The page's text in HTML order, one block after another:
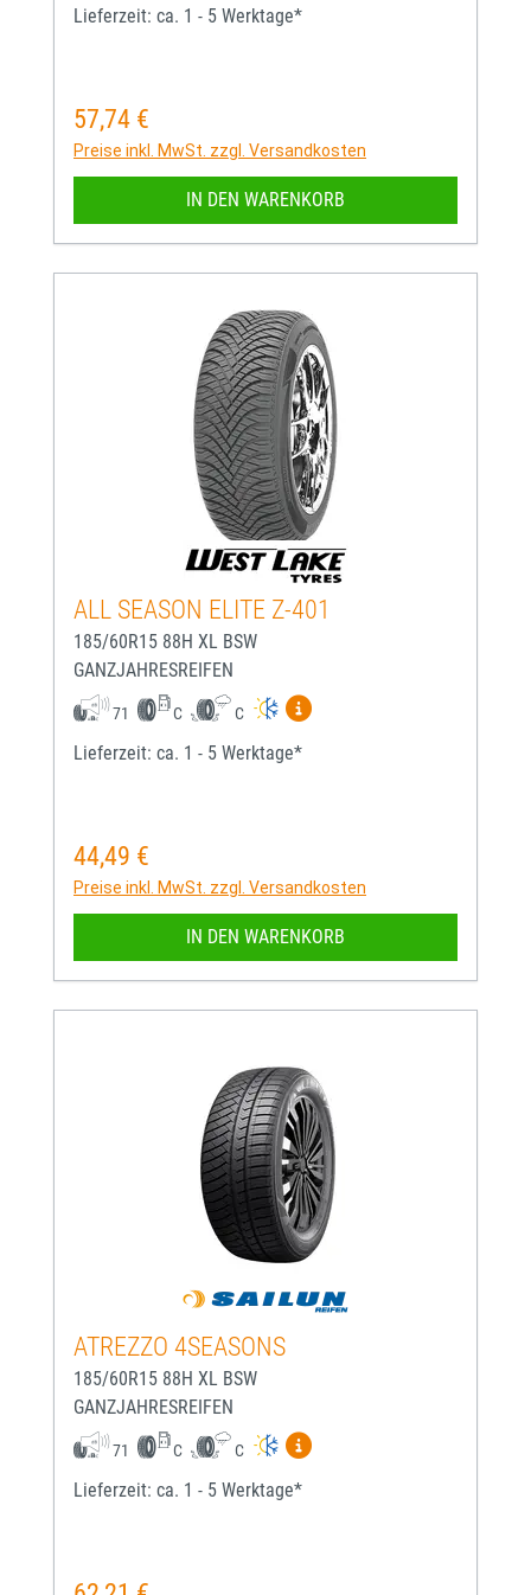
Lieferzeit: ca. 1 - 5 Werktage*
Regulärer Preis:
57,74 €
Preise inkl. MwSt. zzgl. Versandkosten
IN DEN WARENKORB
ALL SEASON ELITE Z-401
185/60R15 88H XL BSW
GANZJAHRESREIFEN
71 C C
Mehr Informationen zum
Lieferzeit: ca. 1 - 5 Werktage*
Regulärer Preis:
44,49 €
Preise inkl. MwSt. zzgl. Versandkosten
IN DEN WARENKORB
ATREZZO 4SEASONS
185/60R15 88H XL BSW
GANZJAHRESREIFEN
71 C C
Mehr Informationen zum
Lieferzeit: ca. 1 - 5 Werktage*